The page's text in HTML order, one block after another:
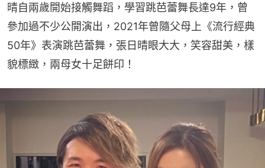
晴自兩歲開始接觸舞蹈，學習跳芭蕾舞長達9年，曾
參加過不少公開演出，2021年曾隨父母上《流行經典
50年》表演跳芭蕾舞，張日晴眼大大，笑容甜美，樣
貌標緻，兩母女十足餅印！